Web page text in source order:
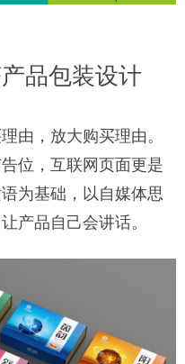
品包装设计
由，放大购买理由。
位，互联网页面更是
为基础，以自媒体思
产品自己会讲话。